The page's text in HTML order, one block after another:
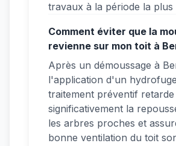
travaux à la période la plus
Comment éviter que la
revienne sur mon toit à
Après un démoussage à
l'application d'un
traitement préventif retarde
significativement la
les arbres proches et
bonne ventilation du toit